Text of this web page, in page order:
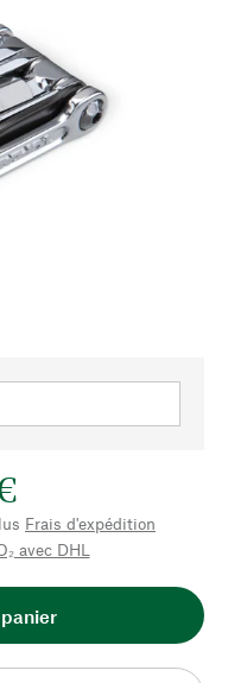
Frais d'expédition
avec DHL